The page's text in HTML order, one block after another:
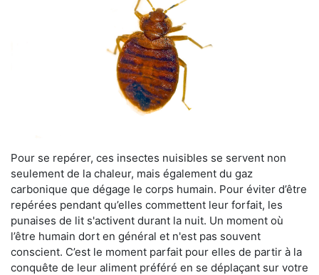
Pour se repérer, ces insectes nuisibles se servent non
seulement de la chaleur, mais également du gaz
carbonique que dégage le corps humain. Pour éviter d’être
repérées pendant qu’elles commettent leur forfait, les
punaises de lit s'activent durant la nuit. Un moment où
l’être humain dort en général et n'est pas souvent
conscient. C’est le moment parfait pour elles de partir à la
conquête de leur aliment préféré en se déplaçant sur votre